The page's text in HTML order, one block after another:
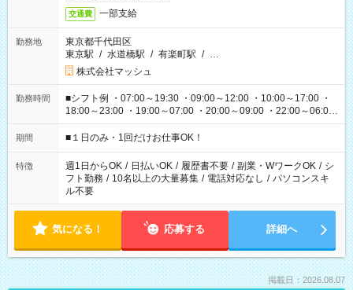
交通費 一部支給
勤務地
東京都千代田区
東京駅 / 水道橋駅 / 有楽町駅 / …
株式会社マッシュ
勤務時間
■シフト例 ・07:00～19:30 ・09:00～12:00 ・10:00～17:00 ・
18:00～23:00 ・19:00～07:00 ・20:00～09:00 ・22:00～06:00
etc ★最短で3時間で5,120円のお仕事から 15時間で2万円近く稼
げるお仕事も！ ご希望のお時間に合わせてご紹介！ ※シフトは
ください！
期間 ■１日のみ・1回だけお仕事OK！
特徴 週1日からOK / 日払いOK / 履歴書不要 / 副業・WワークOK / シ
フト勤務 / 10名以上の大量募集 / 電話対応なし / パソコンスキ
ル不要
気になる！ 応募する 詳細へ
掲載日：2026.08.07